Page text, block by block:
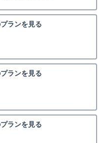
ランを見る
ランを見る
ランを見る